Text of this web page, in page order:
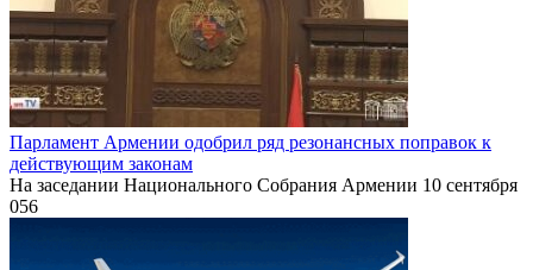
Парламент Армении одобрил ряд резонансных поправок к
действующим законам
На заседании Национального Собрания Армении 10 сентября
056